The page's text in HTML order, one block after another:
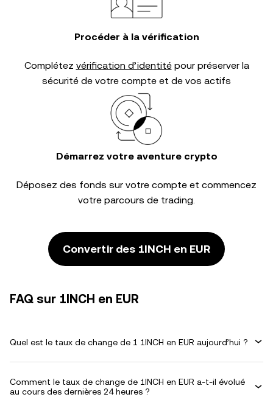
Procéder à la vérification
Complétez vérification d’identitépour préserver la
sécurité de votre compte et de vos actifs
Démarrez votre aventure crypto
Déposez des fonds sur votre compte et commencez
votre parcours de trading.
Convertir des 1INCH en EUR
FAQ sur 1INCH en EUR
Quel est le taux de change de 1 1INCH en EUR aujourd’hui ?
Comment le taux de change de 1INCH en EUR a-t-il évolué
au cours des dernières 24 heures ?